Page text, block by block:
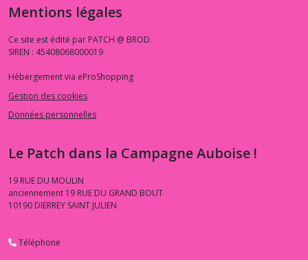
Mentions légales
Ce site est édité par PATCH @ BROD.
SIREN : 45408068000019
Hébergement via eProShopping
Gestion des cookies
Données personnelles
Le Patch dans la Campagne Auboise !
19 RUE DU MOULIN
anciennement 19 RUE DU GRAND BOUT
10190 DIERREY SAINT JULIEN
Téléphone